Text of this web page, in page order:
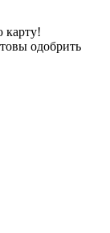
карту!
одобрить